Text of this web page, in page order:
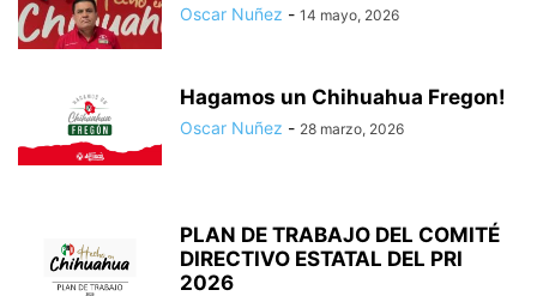
Oscar Nuñez - 14 mayo, 2026
Hagamos un Chihuahua Fregon!
Oscar Nuñez - 28 marzo, 2026
PLAN DE TRABAJO DEL COMITÉ
DIRECTIVO ESTATAL DEL PRI
2026